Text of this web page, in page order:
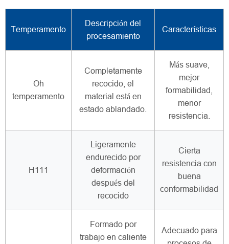
Temperamento
Descripción del
procesamiento
Características
Oh
temperamento
Completamente
recocido, el
material está en
estado ablandado.
Más suave,
mejor
formabilidad,
menor
resistencia.
H111
Ligeramente
endurecido por
deformación
después del
recocido
Cierta
resistencia con
buena
conformabilidad
Formado por
trabajo en caliente
Adecuado para